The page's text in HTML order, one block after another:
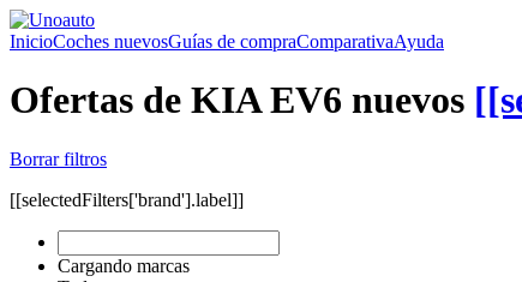
InicioCoches nuevosGuías de compraComparativaAyuda
Ofertas de KIA EV6 nuevos
Borrar filtros
[[selectedFilters['brand'].label]]
Cargando marcas